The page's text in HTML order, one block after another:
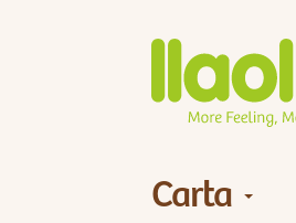
Carta